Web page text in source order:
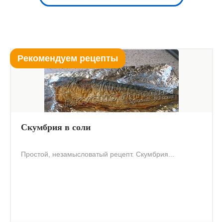
Рекомендуем рецепты
Скумбрия в соли
Простой, незамысловатый рецепт. Скумбрия...